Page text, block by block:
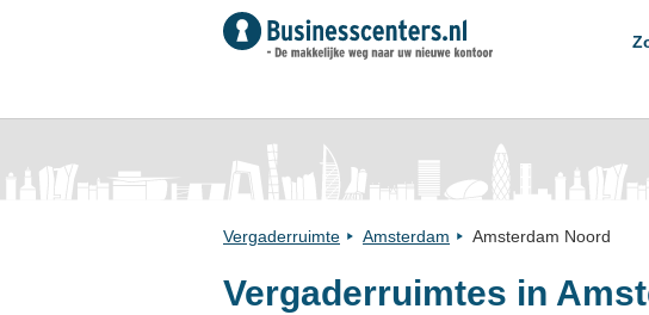
Vergaderruimte Amsterdam Amsterdam Noord
Vergaderruimtes in